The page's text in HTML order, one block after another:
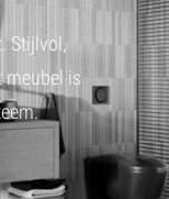
Stijlvol,
meubel is